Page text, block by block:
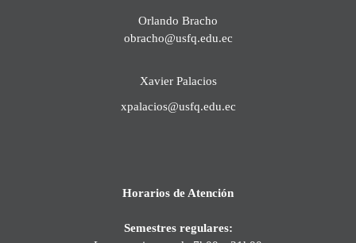
Orlando Bracho
obracho@usfq.edu.ec
Xavier Palacios
xpalacios@usfq.edu.ec
Horarios de Atención
Semestres regulares: